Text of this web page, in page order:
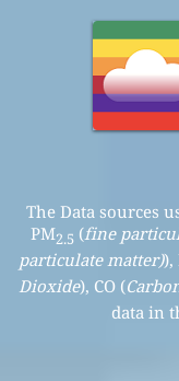
The Data sources
PM2.5 (fine
particulate matter)),
Dioxide), CO (
data in